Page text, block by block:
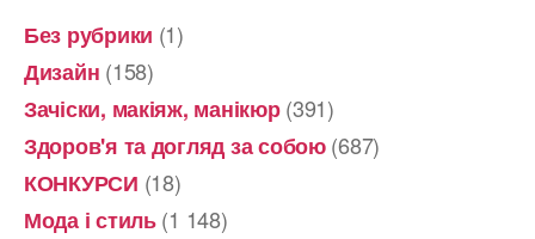
Без рубрики (1)
Дизайн (158)
Зачіски, макіяж, манікюр(391)
Здоров'я та догляд за собою(687)
КОНКУРСИ (18)
Мода і стиль(1 148)